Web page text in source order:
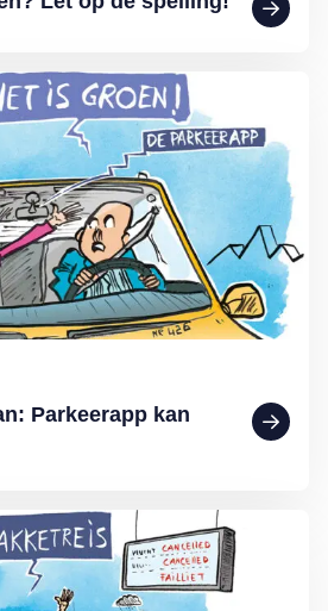
Parkeerapp kan
Parkeerapp kan duur uitpakken
van een pakketreis volgens MAX